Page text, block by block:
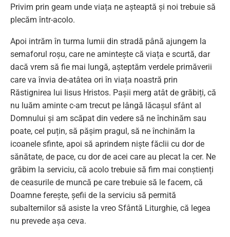
Privim prin geam unde viața ne așteaptă și noi trebuie să
plecăm într-acolo.
Apoi intrăm în turma lumii din stradă până ajungem la
semaforul roșu, care ne amintește că viața e scurtă, dar
dacă vrem să fie mai lungă, așteptăm verdele primăverii
care va învia de-atâtea ori în viața noastră prin
Răstignirea lui Iisus Hristos. Pașii merg atât de grăbiți, că
nu luăm aminte c-am trecut pe lângă lăcașul sfânt al
Domnului și am scăpat din vedere să ne închinăm sau
poate, cel puțin, să pășim pragul, să ne închinăm la
icoanele sfinte, apoi să aprindem niște făclii cu dor de
sănătate, de pace, cu dor de acei care au plecat la cer. Ne
grăbim la serviciu, că acolo trebuie să fim mai conștienți
de ceasurile de muncă pe care trebuie să le facem, că
Doamne ferește, șefii de la serviciu să permită
subalternilor să asiste la vreo Sfântă Liturghie, că legea
nu prevede așa ceva.